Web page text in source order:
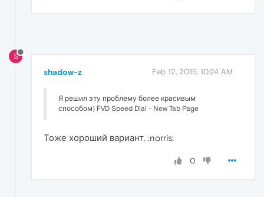
S
shadow-z Feb 12, 2015, 10:24 AM
Я решил эту проблему более красивым
способом) FVD Speed Dial - New Tab Page
Тоже хороший вариант. :norris:
0